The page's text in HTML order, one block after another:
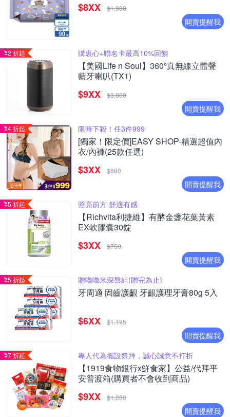
$8XX $1,980
開賣提醒我
2 折起 購衷心+聯名卡最高10%回饋
【美國Life n Soul】360°真無線立體聲
藍牙喇叭(TX1)
$9XX $3,880
開賣提醒我
4 折起 限時下殺！任3件999
[獨家！限定價]EASY SHOP-精選超值內
衣/內褲(25款任選)
$3XX $880
開賣提醒我
5 折起 照亮前方 舒適有感
【Richvita利捷維】有酵金盞花葉黃素
EX軟膠囊30錠
$3XX $750
開賣提醒我
5 折起 贈嚕嚕米深盤組(贈完為止)
牙周適 固齒護齦 牙齦護理牙膏80g 5入
$6XX $1,195
開賣提醒我
7 折起 專人代為擺設祭拜，誠心誠意不打折
【1919食物銀行x鮮食家】公益/代拜平
安普渡箱(購買者不會收到商品)
$9XX $1,280
開賣提醒我